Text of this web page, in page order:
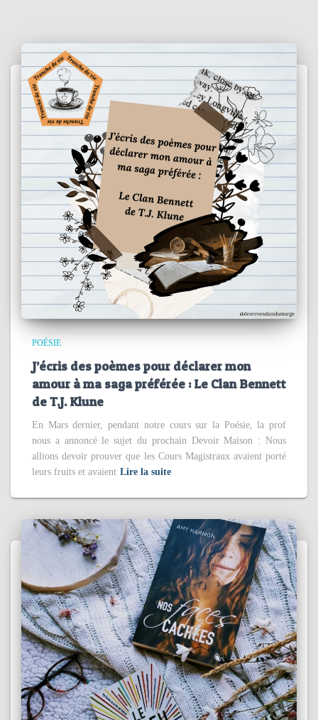
POÉSIE
J’écris des poèmes pour déclarer mon
amour à ma saga préférée : Le Clan Bennett
de T.J. Klune
En Mars dernier, pendant notre cours sur la Poésie, la prof
nous a annoncé le sujet du prochain Devoir Maison : Nous
allions devoir prouver que les Cours Magistraux avaient porté
leurs fruits et avaient Lire la suite